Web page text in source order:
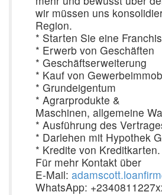
wir müssen uns
Region.
* Starten Sie eine
* Erwerb von Geschäften
* Geschäftserweiterung
* Kauf von
* Grundeigentum
* Agrarprodukte &
Maschinen, allgemeine
* Ausführung des
* Darlehen mit Hypothek
* Kredite von Kreditkarten.
Für mehr Kontakt über
E-Mail:
WhatsApp: